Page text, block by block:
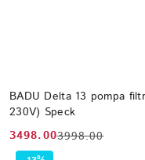
BADU Delta 13 pompa
230V) Speck
Cena
3498.00
Cena
3998.00